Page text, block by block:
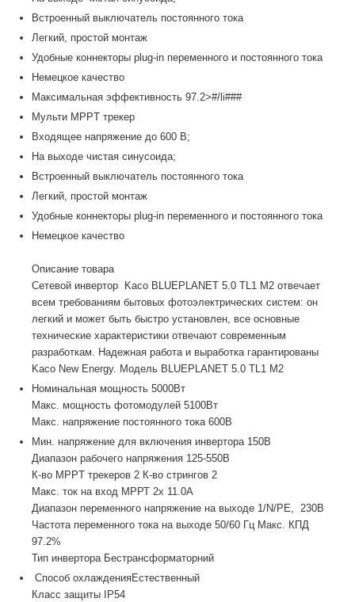
Встроенный выключатель постоянного тока
Легкий, простой монтаж
Удобные коннекторы plug-in переменного и постоянного тока
Немецкое качество
Максимальная эффективность 97.2>#/li###
Мульти MPPT трекер
Входящее напряжение до 600 В;
На выходе чистая синусоида;
Встроенный выключатель постоянного тока
Легкий, простой монтаж
Удобные коннекторы plug-in переменного и постоянного тока
Немецкое качество
Описание товара
Сетевой инвертор Kaco BLUEPLANET 5.0 TL1 M2 отвечает
всем требованиям бытовых фотоэлектрических систем: он
легкий и может быть быстро установлен, все основные
технические характеристики отвечают современным
разработкам. Надежная работа и выработка гарантированы
Kaco New Energy. Модель BLUEPLANET 5.0 TL1 M2
Номинальная мощность 5000Вт
Макс. мощность фотомодулей 5100Вт
Макс. напряжение постоянного тока 600В
Мин. напряжение для включения инвертора 150В
Диапазон рабочего напряжения 125-550В
К-во MPPT трекеров 2 К-во стрингов 2
Макс. ток на вход МРРТ 2х 11.0А
Диапазон переменного напряжение на выходе 1/N/PE, 230В
Частота переменного тока на выходе 50/60 Гц Макс. КПД
97.2%
Тип инвертора Бестрансформаторний
Способ охлажденияЕстественный
Класс защиты IP54